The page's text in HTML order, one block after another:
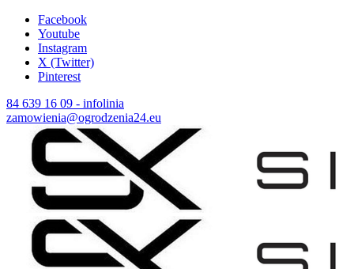
Facebook
Youtube
Instagram
X (Twitter)
Pinterest
84 639 16 09 - infolinia
zamowienia@ogrodzenia24.eu